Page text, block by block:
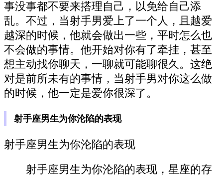
事没事都不要来搭理自己，以免给自己添
乱。不过，当射手男爱上了一个人，且越爱
越深的时候，他就会做出一些，平时怎么也
不会做的事情。他开始对你有了牵挂，甚至
想主动找你聊天，一聊就可能聊很久。这绝
对是前所未有的事情，当射手男对你这么做
的时候，他一定是爱你很深了。
射手座男生为你沦陷的表现
射手座男生为你沦陷的表现
射手座男生为你沦陷的表现，星座的存